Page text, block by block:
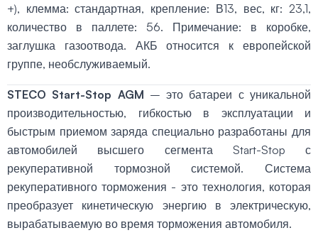
+), клемма: стандартная, крепление: В13, вес, кг: 23,1,
количество в паллете: 56. Примечание: в коробке,
заглушка газоотвода. АКБ относится к европейской
группе, необслуживаемый.
STECO Start-Stop AGM – это батареи с уникальной
производительностью, гибкостью в эксплуатации и
быстрым приемом заряда специально разработаны для
автомобилей высшего сегмента Start-Stop с
рекуперативной тормозной системой. Система
рекуперативного торможения - это технология, которая
преобразует кинетическую энергию в электрическую,
вырабатываемую во время торможения автомобиля.